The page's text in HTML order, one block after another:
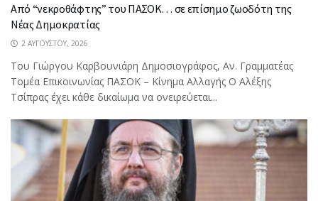
Από “νεκροθάφτης” του ΠΑΣΟΚ… σε επίσημο ζωοδότη της
Νέας Δημοκρατίας
2 ΑΥΓΟΎΣΤΟΥ, 2026
Του Γιώργου Καρβουνιάρη Δημοσιογράφος, Αν. Γραμματέας
Τομέα Επικοινωνίας ΠΑΣΟΚ – Κίνημα Αλλαγής Ο Αλέξης
Τσίπρας έχει κάθε δικαίωμα να ονειρεύεται...